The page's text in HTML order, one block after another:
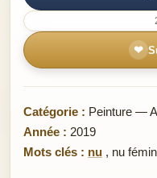
❤
Catégorie : Peinture —
Année : 2019
Mots clés : nu , nu